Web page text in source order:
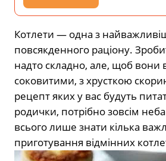
Котлети — одна з
повсякденного раціону.
надто складно, але, щоб
соковитими, з хрусткою
рецепт яких у вас будуть
родички, потрібно зовсім
всього лише знати кілька
приготування відмінних